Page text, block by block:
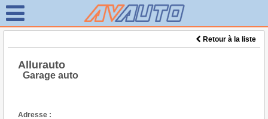
Retour à la liste
Allurauto
Garage auto
Adresse :